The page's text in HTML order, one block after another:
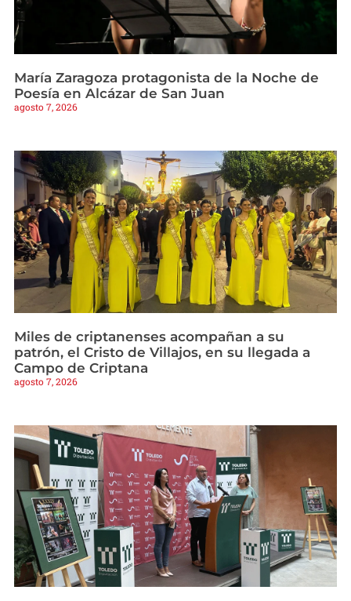
María Zaragoza protagonista de la Noche de
Poesía en Alcázar de San Juan
agosto 7, 2026
Miles de criptanenses acompañan a su
patrón, el Cristo de Villajos, en su llegada a
Campo de Criptana
agosto 7, 2026